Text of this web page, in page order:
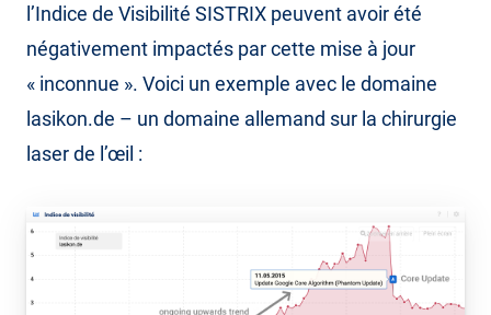
l’Indice de Visibilité SISTRIX peuvent avoir été
négativement impactés par cette mise à jour
« inconnue ». Voici un exemple avec le domaine
lasikon.de – un domaine allemand sur la chirurgie
laser de l’œil :